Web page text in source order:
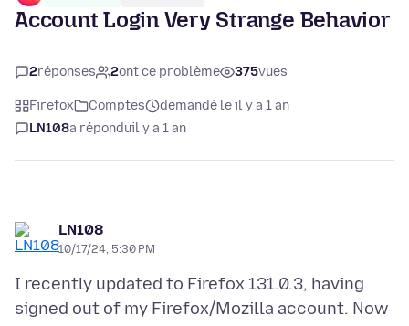
Account Login Very Strange Behavior
2réponses 2ont ce problème 375vues
Firefox Comptes
demandé le il y a 1 an
LN108a réponduil y a 1 an
LN108
10/17/24, 5:30 PM
I recently updated to Firefox 131.0.3, having
signed out of my Firefox/Mozilla account. Now